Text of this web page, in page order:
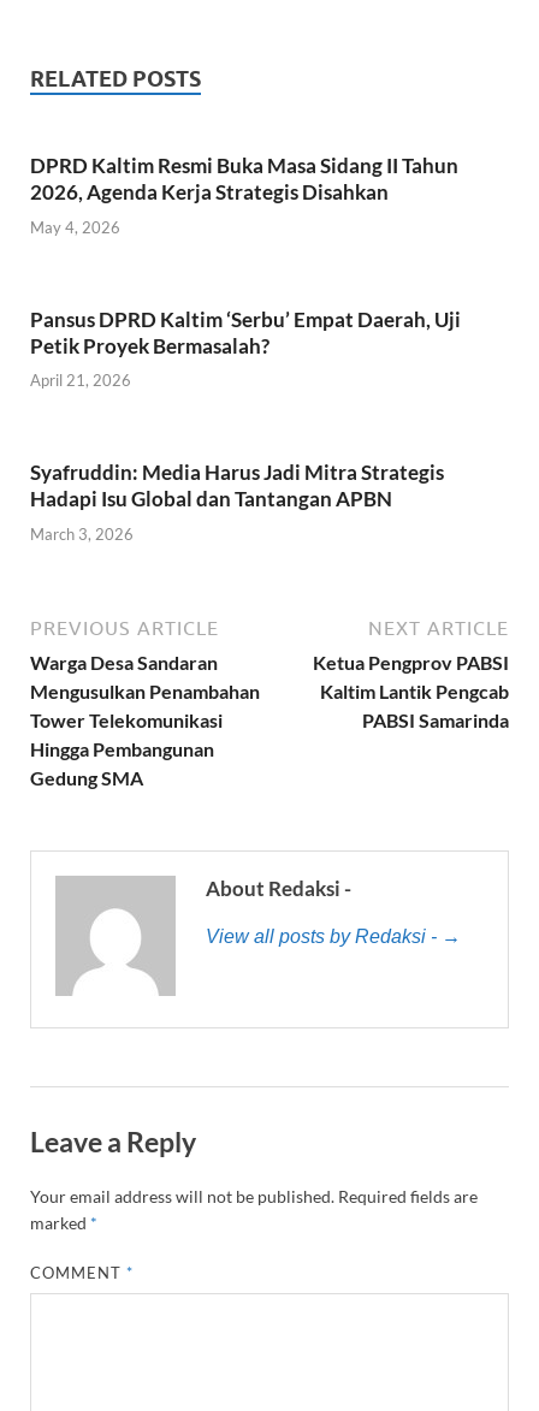
b
o
k
er s
p
p
RELATED POSTS
DPRD Kaltim Resmi Buka Masa Sidang II Tahun
2026, Agenda Kerja Strategis Disahkan
May 4, 2026
Pansus DPRD Kaltim ‘Serbu’ Empat Daerah, Uji
Petik Proyek Bermasalah?
April 21, 2026
Syafruddin: Media Harus Jadi Mitra Strategis
Hadapi Isu Global dan Tantangan APBN
March 3, 2026
PREVIOUS ARTICLE
Warga Desa Sandaran
Mengusulkan Penambahan
Tower Telekomunikasi
Hingga Pembangunan
Gedung SMA
NEXT ARTICLE
Ketua Pengprov PABSI
Kaltim Lantik Pengcab
PABSI Samarinda
About Redaksi -
View all posts by Redaksi - →
Leave a Reply
Your email address will not be published. Required fields are
marked *
COMMENT*